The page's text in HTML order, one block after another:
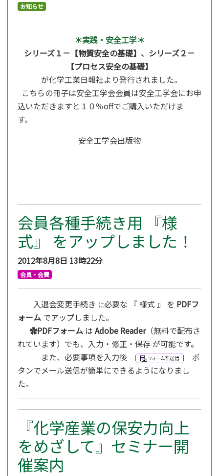
お知らせ
＊実践・安全工学＊
シリーズ１－【物質安全の基礎】、シリーズ２－
【プロセス安全の基礎】
が化学工業日報社より発行されました。
こちらの冊子は安全工学会会員は安全工学会にお申
込いただきますと１０％offでご購入いただけま
す。
安全工学会出版物
会員各種手続き用 『様
式』 をアップしました！
2012年8月8日 13時22分
会員・会費
入退会変更手続き に必要な 『 様式 』 を PDFフ
ォーム でアップしました。
✿PDFフォーム は Adobe Reader（無料で配布さ
れています）でも、入力・修正・保存 が可能です。
また、必要事項を入力後
ボ
タンでメール送信が簡単にできるようになりまし
た。
『化学産業の保安力向上
をめざして』セミナー開
催案内